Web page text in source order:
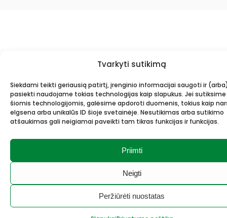
Tvarkyti sutikimą
Siekdami teikti geriausią patirtį, įrenginio informacijai saugoti ir
pasiekti naudojame tokias technologijas kaip slapukus. Jei
šiomis technologijomis, galėsime apdoroti duomenis, tokius kaip
elgsena arba unikalūs ID šioje svetainėje. Nesutikimas arba sutikimo
atšaukimas gali neigiamai paveikti tam tikras funkcijas ir funkcijas.
Priimti
Neigti
Peržiūrėti nuostatas